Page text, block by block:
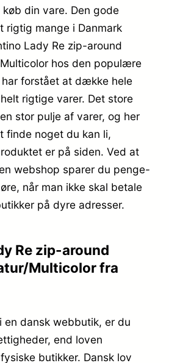
din vare. Den gode
rigtig mange i Danmark
Lady Re zip-around
hos den populære
har forstået at dække hele
rigtige varer. Det store
stor pulje af varer, og her
finde noget du kan li,
er på siden. Ved at
webshop sparer du penge-
når man ikke skal betale
på dyre adresser.
Re zip-around
Multicolor fra
en dansk webbutik, er du
end loven
butikker. Dansk lov